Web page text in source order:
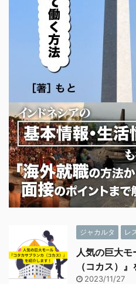
ジャカルタ レ
人気の巨大
（コカス）
2023/11/27